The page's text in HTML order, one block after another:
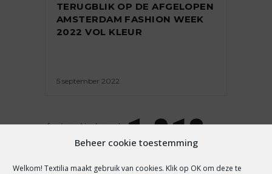
Beheer cookie toestemming
Welkom! Textilia maakt gebruik van cookies. Klik op OK om deze te
TERUGBLIK OP DE AFGELOPEN
AMSTERDAM FASHION WEEK
2022 VOL KLEUR
5 september 2022
MODETRENDS